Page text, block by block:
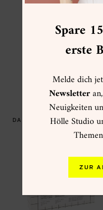
Wenn’s mal
und/oder
(Gruß-
sind diese
DAS KÖNNTE DIR AUCH
Spare
erste
Melde dich
Newsletter
Neuigkeiten
Hölle Studio
ZUR